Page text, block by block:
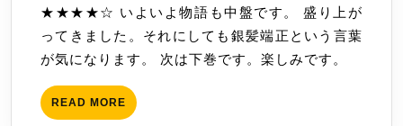
一
族
（中）
を
読
月
12
日
★★★★☆ いよいよ物語も中盤です。 盛り上が
ってきました。それにしても銀髪端正という言葉
が気になります。 次は下巻です。楽しみです。
READ MORE READ
MORE